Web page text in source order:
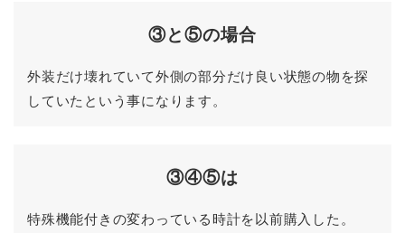
③と⑤の場合
外装だけ壊れていて外側の部分だけ良い状態の物を探
していたという事になります。
③④⑤は
特殊機能付きの変わっている時計を以前購入した。